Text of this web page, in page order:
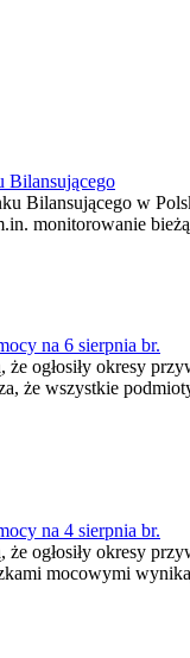
Bilansującego
Bilansującego w
monitorowanie
na 6 sierpnia br.
ogłosiły okresy
że wszystkie
na 4 sierpnia br.
ogłosiły okresy
mocowymi